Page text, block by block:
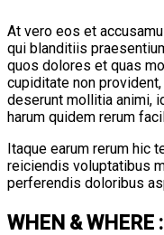
At vero eos et
qui blanditiis
quos dolores et quas
cupiditate non
deserunt mollitia animi,
harum quidem rerum
Itaque earum rerum hic
reiciendis voluptatibus
perferendis doloribus
WHEN & WHERE :